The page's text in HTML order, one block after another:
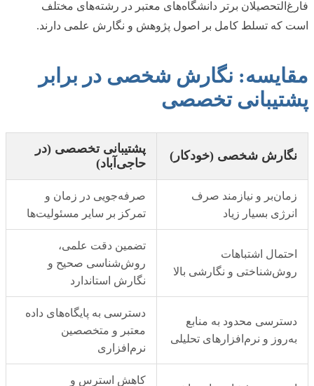
فارغ‌التحصیلان برتر دانشگاه‌های معتبر در رشته‌های مختلف
است که تسلط کامل بر اصول پژوهش و نگارش علمی دارند.
مقایسه: نگارش شخصی در برابر
پشتیبانی تخصصی
نگارش شخصی (خودکار)
پشتیبانی تخصصی (در
حاجی‌آباد)
زمان‌بر و نیازمند صرف
انرژی بسیار زیاد
صرفه‌جویی در زمان و
تمرکز بر سایر مسئولیت‌ها
احتمال اشتباهات
روش‌شناختی و نگارشی بالا
تضمین دقت علمی،
روش‌شناسی صحیح و
نگارش استاندارد
دسترسی محدود به منابع
به‌روز و نرم‌افزارهای تحلیلی
دسترسی به پایگاه‌های داده
معتبر و متخصصین
نرم‌افزاری
کاهش استرس و